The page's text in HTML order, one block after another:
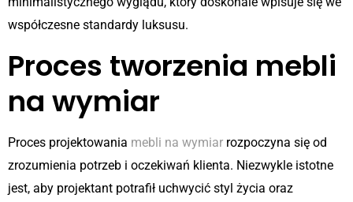
współczesne standardy luksusu.
Proces tworzenia mebli
na wymiar
Proces projektowania mebli na wymiar rozpoczyna się od
zrozumienia potrzeb i oczekiwań klienta. Niezwykle istotne
jest, aby projektant potrafił uchwycić styl życia oraz